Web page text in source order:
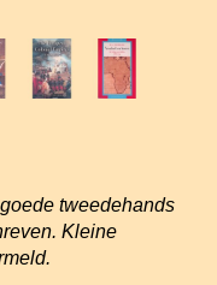
tweedehands
Kleine